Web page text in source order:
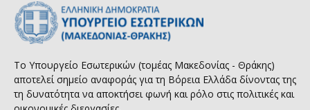
Το Υπουργείο Εσωτερικών (τομέας Μακεδονίας - Θράκης)
αποτελεί σημείο αναφοράς για τη Βόρεια Ελλάδα δίνοντας της
τη δυνατότητα να αποκτήσει φωνή και ρόλο στις πολιτικές και